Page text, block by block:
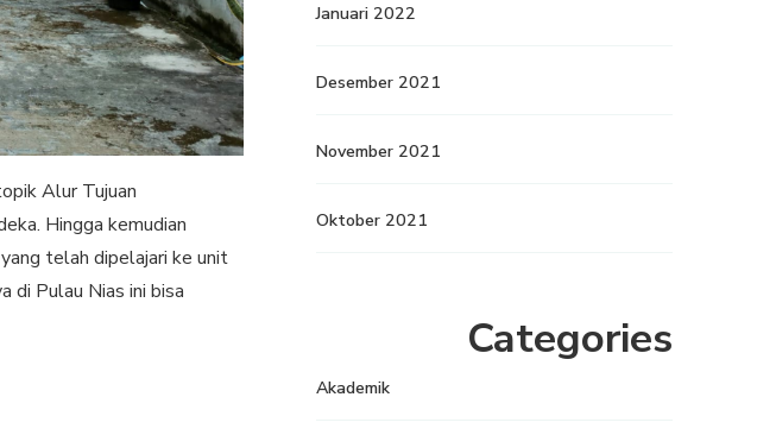
Alur Tujuan
Hingga kemudian
telah dipelajari ke unit
di Pulau Nias ini bisa
Januari 2022
Desember 2021
November 2021
Oktober 2021
Categories
Akademik